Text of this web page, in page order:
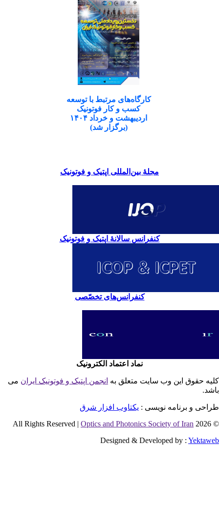
کارگاه‌های مرتبط با توسعه
کسب و کار فوتونیک
اردیبهشت و خرداد ۱۴۰۴
(برگزار شد)
مجلۀ بین‌المللی اپتیک و فوتونیک
کنفرانس سالانۀ اپتیک و فوتونیک
کنفرانس‌های تخصّصی
نماد اعتماد الکترونیک
حقوق این وب سایت متعلق بهانجمن اپتیک و فوتونیک ایران می
و برنامه نویسی : یکتاوب افزار شرق
©
Optics and Photonics Society of Iran
Designed & Developed by :